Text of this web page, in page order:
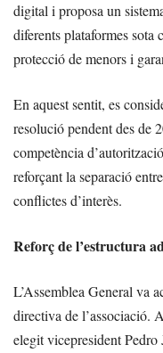
digital i proposa un
diferents plataformes sota
protecció de menors i
En aquest sentit, es
resolució pendent des de
competència
reforçant la separació
conflictes d’interès.
Reforç de l’estructura
L’Assemblea General va
directiva de l’associació.
elegit vicepresident